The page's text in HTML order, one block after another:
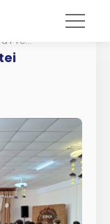
Vizita de lucru a Președintei Republicii Moldova